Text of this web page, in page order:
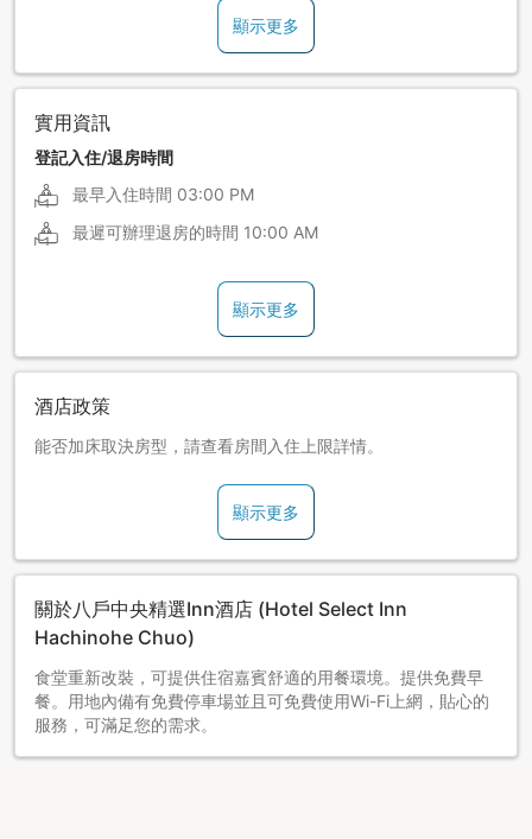
顯示更多
實用資訊
登記入住/退房時間
最早入住時間 03:00 PM
最遲可辦理退房的時間 10:00 AM
顯示更多
酒店政策
能否加床取決房型，請查看房間入住上限詳情。
顯示更多
關於八戶中央精選Inn酒店 (Hotel Select Inn
Hachinohe Chuo)
食堂重新改裝，可提供住宿嘉賓舒適的用餐環境。提供免費早
餐。用地內備有免費停車場並且可免費使用Wi-Fi上網，貼心的
服務，可滿足您的需求。